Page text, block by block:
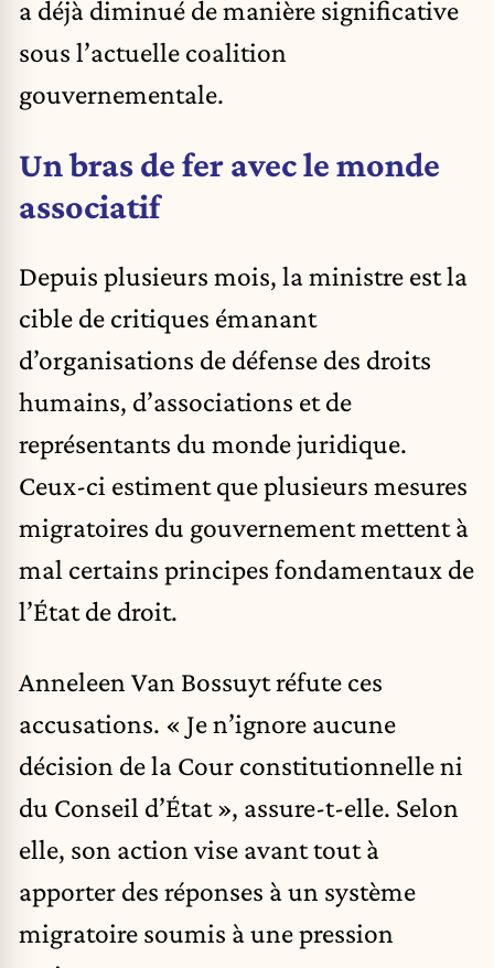
a déjà diminué de manière significative
sous l’actuelle coalition
gouvernementale.
Un bras de fer avec le monde
associatif
Depuis plusieurs mois, la ministre est la
cible de critiques émanant
d’organisations de défense des droits
humains, d’associations et de
représentants du monde juridique.
Ceux-ci estiment que plusieurs mesures
migratoires du gouvernement mettent à
mal certains principes fondamentaux de
l’État de droit.
Anneleen Van Bossuyt réfute ces
accusations. « Je n’ignore aucune
décision de la Cour constitutionnelle ni
du Conseil d’État », assure-t-elle. Selon
elle, son action vise avant tout à
apporter des réponses à un système
migratoire soumis à une pression